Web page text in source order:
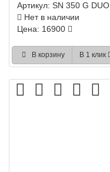
Артикул: SN 350 G DUO
Нет в наличии
Цена: 16900
В корзину В 1 клик